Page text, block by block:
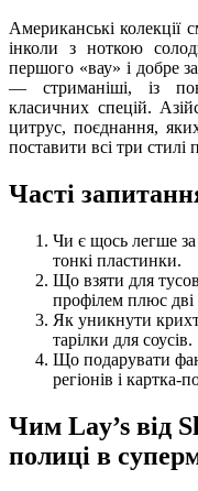
Американські колекції
інколи з ноткою
першого «вау» і добре
— стриманіші, із
класичних спецій.
цитрус, поєднання,
поставити всі три стилі
Часті
Чи є щось легше за
тонкі пластинки.
Що взяти для
профілем плюс дві
Як уникнути
тарілки для соусів.
Що подарувати
регіонів і картка-
Чим Lay’s від
полиці в